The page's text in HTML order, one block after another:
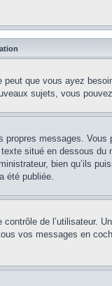
que vous ayez
sujets, vous
messages.
situé en dessous
bien qu’ils
été publiée.
de l’utilisateur.
vos messages en